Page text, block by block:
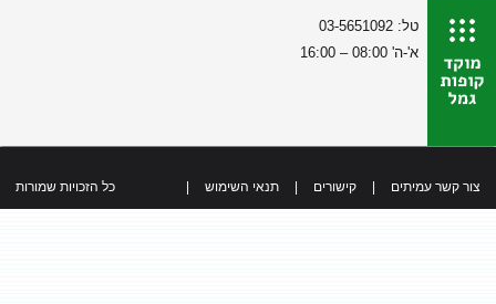
טל: 03-5651092
א'-ה' 08:00 – 16:00
צור קשר עמיתים קישורים תנאי השימוש כל הזכויות שמורות